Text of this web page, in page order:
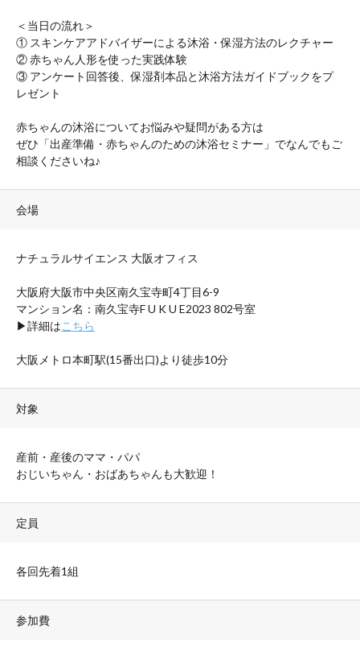
＜当日の流れ＞
① スキンケアアドバイザーによる沐浴・保湿方法のレクチャー
② 赤ちゃん人形を使った実践体験
③ アンケート回答後、保湿剤本品と沐浴方法ガイドブックをプ
レゼント
赤ちゃんの沐浴についてお悩みや疑問がある方は
ぜひ「出産準備・赤ちゃんのための沐浴セミナー」でなんでもご
相談くださいね♪
会場
ナチュラルサイエンス 大阪オフィス
大阪府大阪市中央区南久宝寺町4丁目6-9
マンション名：南久宝寺F U K U E2023 802号室
▶︎詳細はこちら
大阪メトロ本町駅(15番出口)より徒歩10分
対象
産前・産後のママ・パパ
おじいちゃん・おばあちゃんも大歓迎！
定員
各回先着1組
参加費